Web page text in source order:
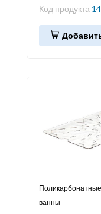
Код продукта
ванны